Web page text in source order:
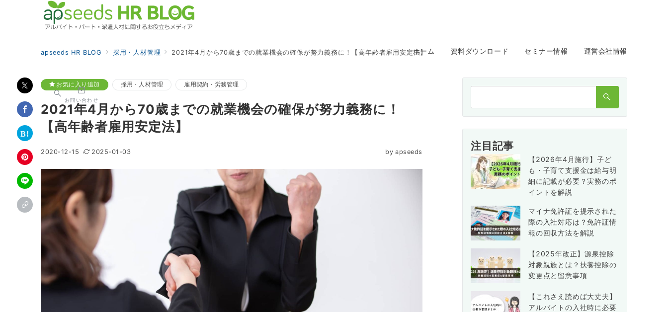
ホーム 資料ダウンロード セミナー情報 運営会社情報
お問い合わせ
apseeds HR BLOG 採用・人材管理 2021年4月から70歳までの就業機会の確保が努力義務に！【高年齢者雇用安定法】
お気に入り追加 採用・人材管理 雇用契約・労務管理
2021年4月から70歳までの就業機会の確保が努力義務に！
【高年齢者雇用安定法】
2020-12-15 2025-01-03 by apseeds 注目記事
【2026年4月施行】子ど
も・子育て支援金は給与明
細に記載が必要？実務のポ
イントを解説
マイナ免許証を提示された
際の入社対応は？免許証情
報の回収方法を解説
【2025年改正】源泉控除
対象親族とは？扶養控除の
変更点と留意事項
【これさえ読めば大丈夫】
アルバイトの入社時に必要